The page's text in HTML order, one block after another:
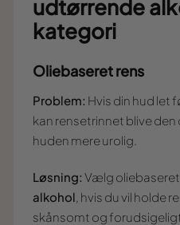
udtørrende
kategori
Oliebaseret rens
Problem: Hvis din hud let
kan rensetrinnet blive
huden mere urolig.
Løsning: Vælg oliebaseret
alkohol , hvis du vil holde
skånsomt og